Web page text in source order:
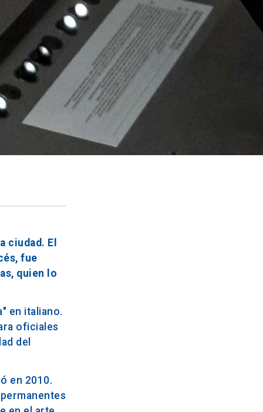
ciudad. El
fue
quien lo
en italiano.
oficiales
del
en 2010.